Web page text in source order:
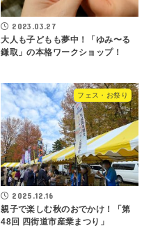
2023.03.27
大人も子どもも夢中！「ゆみ〜る
鎌取」の本格ワークショップ！
フェス・お祭り
2025.12.16
親子で楽しむ秋のおでかけ！「第
48回 四街道市産業まつり」